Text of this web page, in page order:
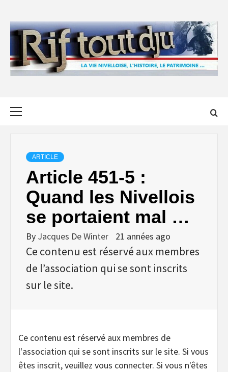
content
ARTICLE
Article 451-5 :
Quand les Nivellois
se portaient mal …
By Jacques De Winter 21 années ago
Ce contenu est réservé aux membres
de l’association qui se sont inscrits
sur le site.
Ce contenu est réservé aux membres de
l'association qui se sont inscrits sur le site. Si vous
êtes inscrit, veuillez vous connecter. Si vous n'êtes